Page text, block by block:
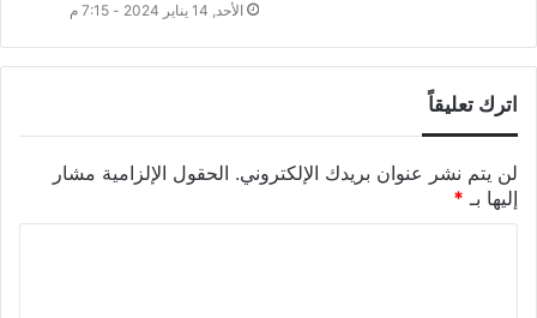
الأحد, 14 يناير 2024 - 7:15 م
اترك تعليقاً
لن يتم نشر عنوان بريدك الإلكتروني. الحقول الإلزامية مشار
إليها بـ *